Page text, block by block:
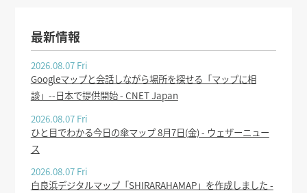
最新情報
2026.08.07 Fri
Googleマップと会話しながら場所を探せる「マップに相
談」--日本で提供開始 - CNET Japan
2026.08.07 Fri
ひと目でわかる今日の傘マップ 8月7日(金) - ウェザーニュー
ス
2026.08.07 Fri
白良浜デジタルマップ「SHIRARAHAMAP」を作成しました -